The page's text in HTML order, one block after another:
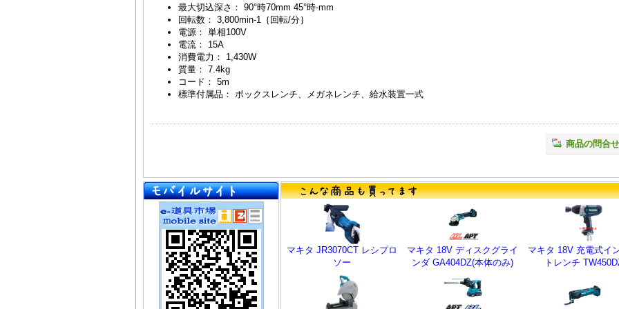
最大切込深さ： 90°時70mm 45°時-mm
回転数： 3,800min-1｛回転/分｝
電源： 単相100V
電流： 15A
消費電力： 1,430W
質量： 7.4kg
コード： 5m
標準付属品： ボックスレンチ、メガネレンチ、給水装置一式
商品の問合せ
マキタ JR3070CT レシプロ
ソー
マキタ 18V ディスクグライ
ンダ GA404DZ(本体のみ)
マキタ 18V 充電式イ
トレンチ